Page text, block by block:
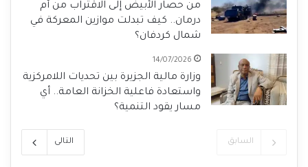
من حصار الأبيض إلى الاقتراب من أم
درمان.. كيف تبدلت موازين المعركة في
شمال كردفان؟
14/07/2026
وزارة مالية الجزيرة بين تحديات اللامركزية
واستعادة فاعلية الخزانة العامة.. أي
مسار يقود التنمية؟
السابق التالى